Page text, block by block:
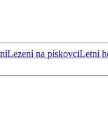
Lezení na pískovciLetní